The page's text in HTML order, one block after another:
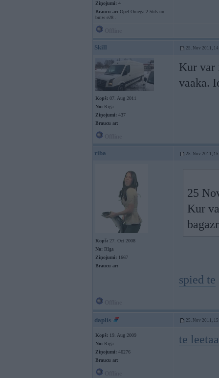
Ziņojumi: 4
Braucu ar: Opel Omega 2.5tds un
bmw e28 .
Skill 25. Nov 2011,
Kopš: 07. Aug 2011
No: Rīga
Ziņojumi: 437
Braucu ar:
Kur var
vaaka.
riba 25. Nov 2011,
Kopš: 27. Oct 2008
No: Rīga
Ziņojumi: 1667
Braucu ar:
25
Kur
spied te
daplis 25. Nov 2011,
Kopš: 19. Aug 2009
No: Rīga
Ziņojumi: 46276
Braucu ar:
te